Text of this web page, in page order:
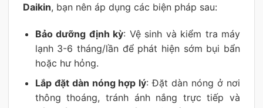
Daikin, bạn nên áp dụng các biện pháp sau:
Bảo dưỡng định kỳ: Vệ sinh và kiểm tra máy
lạnh 3-6 tháng/lần để phát hiện sớm bụi bẩn
hoặc hư hỏng.
Lắp đặt dàn nóng hợp lý: Đặt dàn nóng ở nơi
thông thoáng, tránh ánh nắng trực tiếp và